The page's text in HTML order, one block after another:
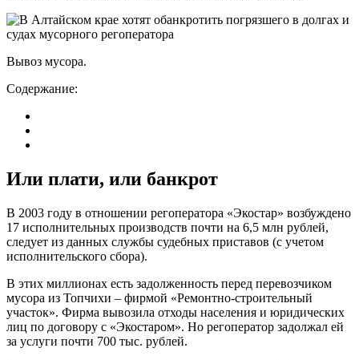
Вывоз мусора.
Содержание:
Или плати, или банкрот
В 2003 году в отношении регоператора «Экостар» возбуждено
17 исполнительных производств почти на 6,5 млн рублей,
следует из данных службы судебных приставов (с учетом
исполнительского сбора).
В этих миллионах есть задолженность перед перевозчиком
мусора из Топчихи – фирмой «Ремонтно-строительный
участок». Фирма вывозила отходы населения и юридических
лиц по договору с «Экостаром». Но регоператор задолжал ей
за услуги почти 700 тыс. рублей.